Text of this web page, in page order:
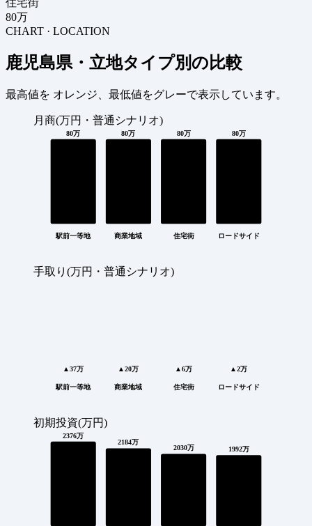
80万
CHART · LOCATION
鹿児島県・立地タイプ別の比較
最高値を オレンジ 、最低値をグレーで表示しています。
月商(万円・普通シナリオ)
80万
駅前一等地
80万
商業地域
80万
住宅街
80万
ロードサイド
手取り(万円・普通シナリオ)
▲37万
駅前一等地
▲20万
商業地域
▲6万
住宅街
▲2万
ロードサイド
初期投資(万円)
2376万
2184万
2030万 1992万